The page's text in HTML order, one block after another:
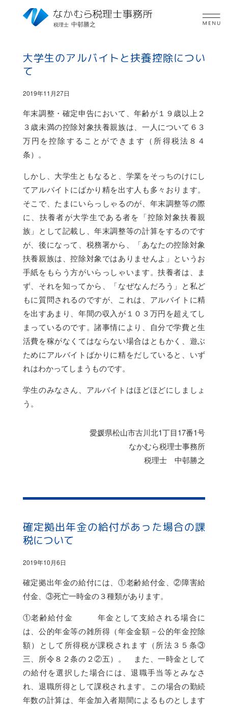
税理士 中邨勝之
大学生のアルバイトと扶養控除につい
て
2019年11月27日
年末調整・確定申告において、年齢が１９歳以上２
３歳未満の控除対象扶養親族は、一人について６３
万円を控除することができます（所得税法８４
条）。
しかし、大学生ともなると、学業をそっちのけにし
てアルバイトにばかり精を出す人も多々おります。
そこで、たまにいらっしゃるのが、年末調整等の際
に、扶養者が大学生である者を「控除対象扶養親
族」として記載し、年末調整等の計算をするのです
が、後になって、税務署から、「あなたの控除対象
扶養親族は、控除対象ではありませんよ」というお
手紙をもらう方がいらっしゃいます。扶養者は、ま
ず、それを知ってから、「なぜなんだろう」と私ど
もに質問されるのですが、これは、アルバイトに精
を出すあまり、年間の収入が１０３万円を超えてし
まっているのです。諸事情により、自分で学費と生
活費を稼がなくてはならない場合はともかく、遊ぶ
ためにアルバイトばかりに精をだしていると、いず
れはわかってしまうものです。
学生のみなさん、アルバイトはほどほどにしましょ
う。
愛媛県松山市古川北1丁目17番1号
なかむら税理士事務所
税理士 中邨勝之
確定拠出年金の給付があった場合の課
税について
2019年10月6日
確定拠出年金の給付には、①老齢給付金、②障害給
付金、③死亡一時金の３種類があります。
①老齢給付金 年金として支給される場合に
は、公的年金等の雑所得（年金金額－公的年金控除
額）として所得税が課税されます（所法３５条③
三、所令８２条の２②五）。 また、一時金として
の給付を選択した場合には、退職手当等とみなさ
れ、退職所得として課税されます。この場合の勤続
年数の計算は、年金加入者期間によるものとします